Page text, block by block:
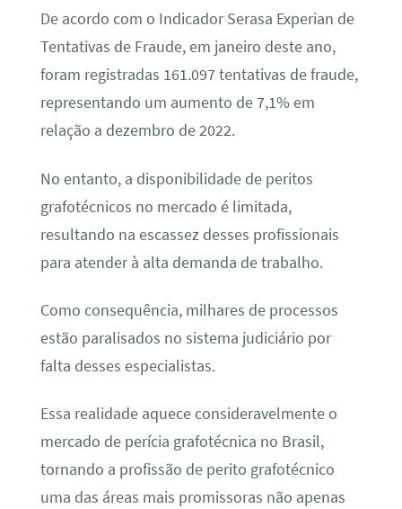
De acordo com o Indicador Serasa Experian de
Tentativas de Fraude, em janeiro deste ano,
foram registradas 161.097 tentativas de fraude,
representando um aumento de 7,1% em
relação a dezembro de 2022.
No entanto, a disponibilidade de peritos
grafotécnicos no mercado é limitada,
resultando na escassez desses profissionais
para atender à alta demanda de trabalho.
Como consequência, milhares de processos
estão paralisados no sistema judiciário por
falta desses especialistas.
Essa realidade aquece consideravelmente o
mercado de perícia grafotécnica no Brasil,
tornando a profissão de perito grafotécnico
uma das áreas mais promissoras não apenas